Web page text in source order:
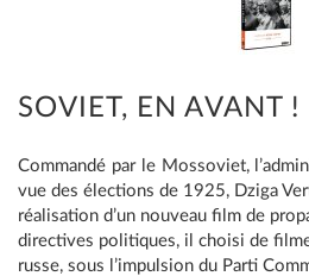
SOVIET, EN AVANT !
Commandé par le Mossoviet,
vue des élections de 1925, Dziga
réalisation d’un nouveau film de
directives politiques, il choisi de
russe, sous l’impulsion du Parti